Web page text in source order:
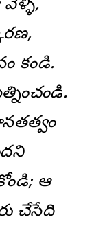
కండి.
ఆ
చేసేది